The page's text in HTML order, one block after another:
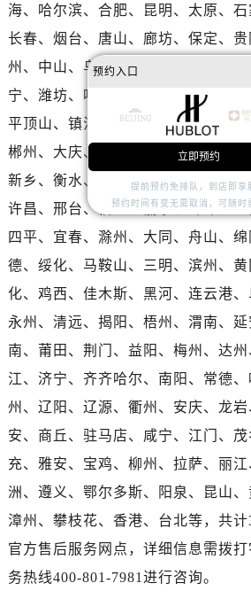
海、哈尔滨、合肥、昆明、太原、石
长春、烟台、唐山、廊坊、保定、
州、中山、乌鲁木齐、洛阳、邯郸
宁、潍坊、呼和浩特、沧州、鞍山、
平顶山、镇江、桂林、芜湖、汕头、
郴州、大庆、张家口、衡阳、焦作、
新乡、衡水、牡丹江、德州、聊城、
许昌、邢台、宿迁、丽水、蚌埠、上
四平、宜春、滁州、大同、舟山、
德、绥化、马鞍山、三明、滨州、
化、鸡西、佳木斯、黑河、连云港、
永州、清远、揭阳、梧州、渭南、
南、莆田、荆门、益阳、梅州、达
江、济宁、齐齐哈尔、南阳、常德
州、辽阳、辽源、衢州、安庆、龙
安、商丘、驻马店、咸宁、江门、
充、雅安、宝鸡、柳州、拉萨、丽
洲、遵义、鄂尔多斯、阳泉、昆山、
漳州、攀枝花、香港、台北等，共
官方售后服务网点，详细信息需拨
务热线400-801-7981进行咨询。
预约入口
立即预约
提前预约免排队，到店即享
预约时间有变无需取消，可随时